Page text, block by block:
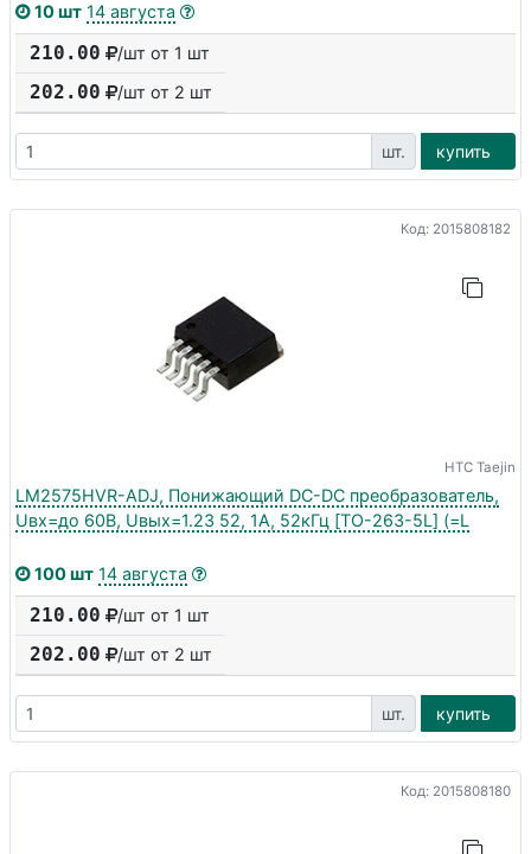
10 шт 14 августа
210.00 /шт от 1 шт
202.00 /шт от 2 шт
шт. купить
Код: 2015808182
HTC Taejin
LM2575HVR-ADJ, Понижающий DC-DC преобразователь,
Uвх=до 60В, Uвых=1.23 52, 1А, 52кГц [TO-263-5L] (=L
100 шт 14 августа
210.00 /шт от 1 шт
202.00 /шт от 2 шт
шт. купить
Код: 2015808180